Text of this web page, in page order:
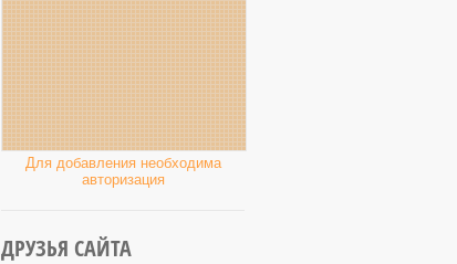
Для добавления необходима
авторизация
ДРУЗЬЯ САЙТА